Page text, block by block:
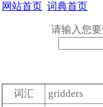
网站首页 词典首页
请输入您
词汇
gridders